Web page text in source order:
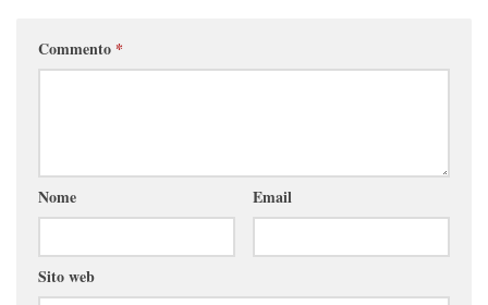
Commento *
Nome Email
Sito web